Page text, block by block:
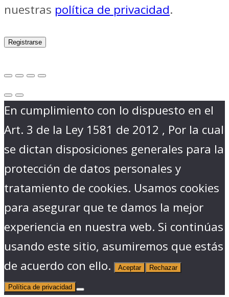
nuestras política de privacidad.
Registrarse
En cumplimiento con lo dispuesto en el
Art. 3 de la Ley 1581 de 2012 , Por la cual
se dictan disposiciones generales para la
protección de datos personales y
tratamiento de cookies. Usamos cookies
para asegurar que te damos la mejor
experiencia en nuestra web. Si continúas
usando este sitio, asumiremos que estás
de acuerdo con ello.
Aceptar Rechazar
Política de privacidad